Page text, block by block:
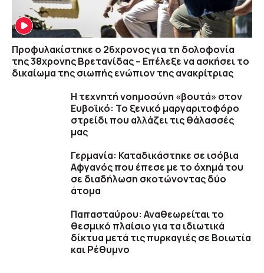
Προφυλακίστηκε ο 26χρονος για τη δολοφονία
της 38χρονης Βρετανίδας – Επέλεξε να ασκήσει το
δικαίωμα της σιωπής ενώπιον της ανακρίτριας
Η τεχνητή νοημοσύνη «βουτά» στον
Ευβοϊκό: Το ξενικό μαργαριτοφόρο
στρείδι που αλλάζει τις θάλασσές
μας
Γερμανία: Καταδικάστηκε σε ισόβια
Αφγανός που έπεσε με το όχημά του
σε διαδήλωση σκοτώνοντας δύο
άτομα
Παπασταύρου: Αναθεωρείται το
θεσμικό πλαίσιο για τα ιδιωτικά
δίκτυα μετά τις πυρκαγιές σε Βοιωτία
και Ρέθυμνο